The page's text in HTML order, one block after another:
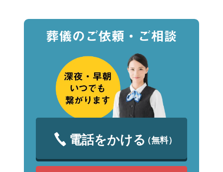
電話をかける（無料）